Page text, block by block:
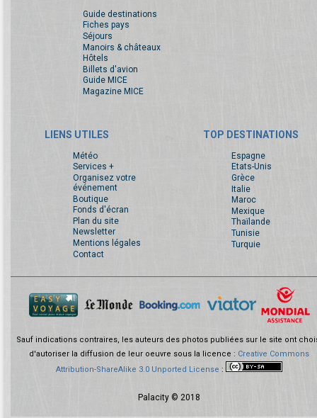
Guide destinations
Fiches pays
Séjours
Manoirs & châteaux
Hôtels
Billets d'avion
Guide MICE
Magazine MICE
LIENS UTILES
Météo
Services +
Organisez votre
événement
Boutique
Fonds d'écran
Plan du site
Newsletter
Mentions légales
Contact
TOP DESTINATIONS
Espagne
Etats-Unis
Grèce
Italie
Maroc
Mexique
Thaïlande
Tunisie
Turquie
Sauf indications contraires, les auteurs des photos publiées sur le site ont
d'autoriser la diffusion de leur oeuvre sous la licence : Creative Commons
Attribution-ShareAlike 3.0 Unported License :
Palacity © 2018